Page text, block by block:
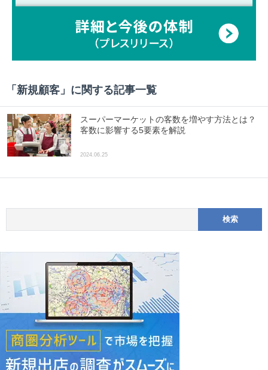
「 新規顧客 」に関する記事一覧
スーパーマーケットの客数を増やす方法とは？
客数に影響する5要素を解説
2024.06.25